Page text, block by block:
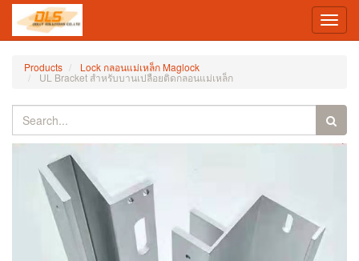
Products Lock กลอนแม่เหล็ก Maglock
UL Bracket สำหรับบานเปลือยติดกลอนแม่เหล็ก